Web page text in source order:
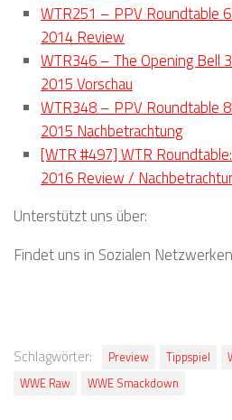
WTR251 – PPV Roundtable
2014 Review
WTR346 – The Opening Bell
2015 Vorschau
WTR348 – PPV Roundtable
2015 Nachbetrachtung
[WTR #497] WTR
2016 Review /
Unterstützt uns über:
Findet uns in Sozialen
Schlagwörter: Preview Tippspiel
WWE Raw
WWE Smackdown